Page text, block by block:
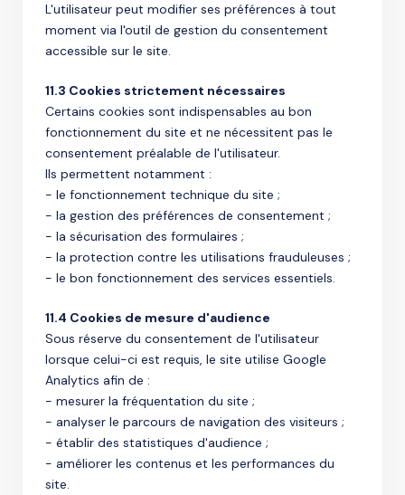
L'utilisateur peut modifier ses préférences à tout
moment via l'outil de gestion du consentement
accessible sur le site.
11.3 Cookies strictement nécessaires
Certains cookies sont indispensables au bon
fonctionnement du site et ne nécessitent pas le
consentement préalable de l'utilisateur.
Ils permettent notamment :
- le fonctionnement technique du site ;
- la gestion des préférences de consentement ;
- la sécurisation des formulaires ;
- la protection contre les utilisations frauduleuses ;
- le bon fonctionnement des services essentiels.
11.4 Cookies de mesure d'audience
Sous réserve du consentement de l'utilisateur
lorsque celui-ci est requis, le site utilise Google
Analytics afin de :
- mesurer la fréquentation du site ;
- analyser le parcours de navigation des visiteurs ;
- établir des statistiques d'audience ;
- améliorer les contenus et les performances du
site.